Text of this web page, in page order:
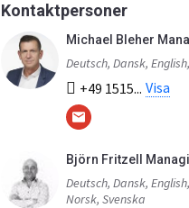
Kontaktpersoner
Michael Bleher
Deutsch, Dansk,
+49 1515... Visa
Björn Fritzell
Deutsch, Dansk,
Norsk, Svenska